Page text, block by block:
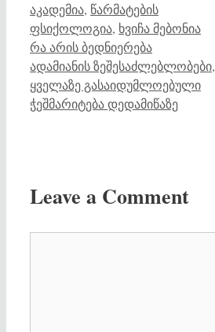
აკადემია, წარმატების
ფსიქოლოგია, ხვიჩა მებონია
რა არის ბედნიერება
ადამიანის ზეშესაძლებლობები,
ყველაზე გასაიდუმლოებული
ჭეშმარიტება დედამიწაზე
Leave a Comment